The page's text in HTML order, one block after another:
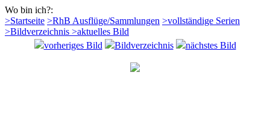
Wo bin ich?:
>Startseite >RhB Ausflüge/Sammlungen >vollständige Serien
>Bildverzeichnis >aktuelles Bild
vorheriges Bild
Bildverzeichnis nächstes Bild